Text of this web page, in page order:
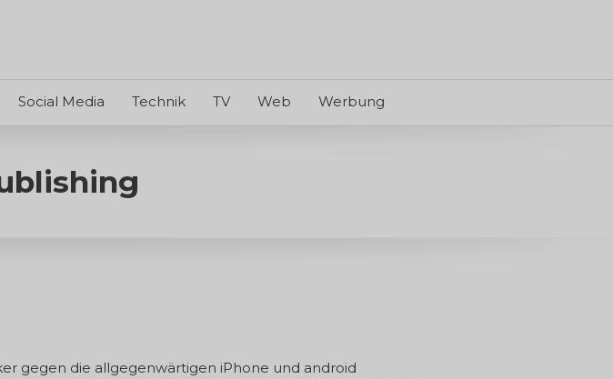
Social Media Technik TV Web Werbung
gegen die allgegenwärtigen iPhone und android